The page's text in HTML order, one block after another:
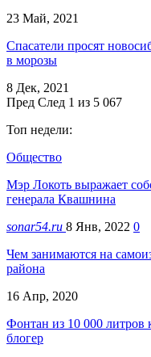
23 Май, 2021
Спасатели просят
в морозы
8 Дек, 2021
Пред След 1 из 5 067
Топ недели:
Общество
Мэр Локоть выражает
генерала Квашнина
sonar54.ru 8 Янв, 2022 0
Чем занимаются на
района
16 Апр, 2020
Фонтан из 10 000 литров
блогер